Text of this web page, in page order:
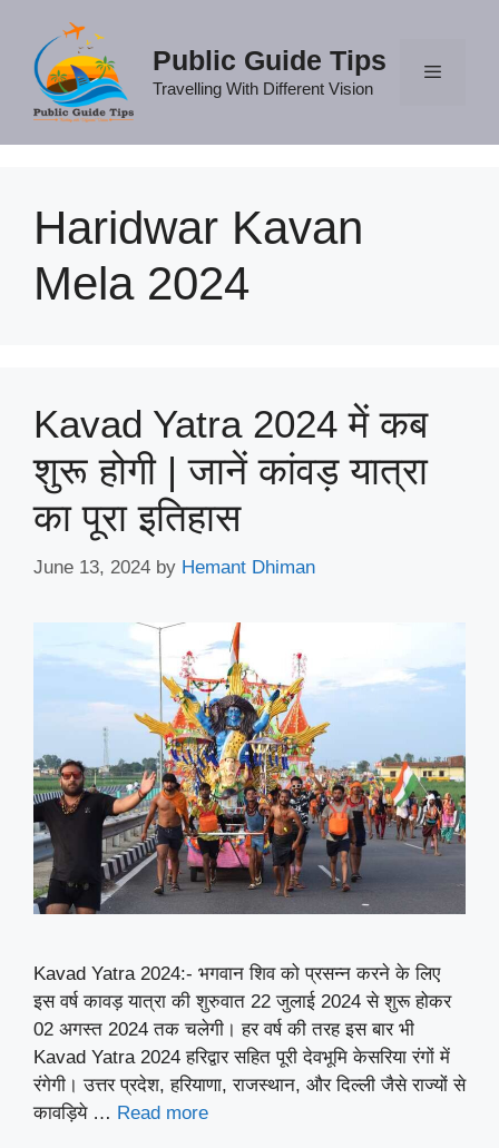
content
Public Guide Tips
Travelling With Different Vision
Haridwar Kavan
Mela 2024
Kavad Yatra 2024 में कब
शुरू होगी | जानें कांवड़ यात्रा
का पूरा इतिहास
June 13, 2024 by Hemant Dhiman
Kavad Yatra 2024:- भगवान शिव को प्रसन्न करने के लिए
इस वर्ष कावड़ यात्रा की शुरुवात 22 जुलाई 2024 से शुरू होकर
02 अगस्त 2024 तक चलेगी। हर वर्ष की तरह इस बार भी
Kavad Yatra 2024 हरिद्वार सहित पूरी देवभूमि केसरिया रंगों में
रंगेगी। उत्तर प्रदेश, हरियाणा, राजस्थान, और दिल्ली जैसे राज्यों से
कावड़िये … Read more